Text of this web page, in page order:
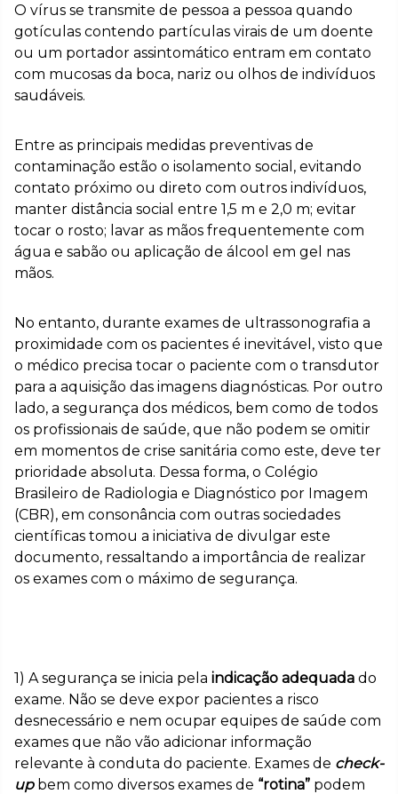
O vírus se transmite de pessoa a pessoa quando
gotículas contendo partículas virais de um doente
ou um portador assintomático entram em contato
com mucosas da boca, nariz ou olhos de indivíduos
saudáveis.
Entre as principais medidas preventivas de
contaminação estão o isolamento social, evitando
contato próximo ou direto com outros indivíduos,
manter distância social entre 1,5 m e 2,0 m; evitar
tocar o rosto; lavar as mãos frequentemente com
água e sabão ou aplicação de álcool em gel nas
mãos.
No entanto, durante exames de ultrassonografia a
proximidade com os pacientes é inevitável, visto que
o médico precisa tocar o paciente com o transdutor
para a aquisição das imagens diagnósticas. Por outro
lado, a segurança dos médicos, bem como de todos
os profissionais de saúde, que não podem se omitir
em momentos de crise sanitária como este, deve ter
prioridade absoluta. Dessa forma, o Colégio
Brasileiro de Radiologia e Diagnóstico por Imagem
(CBR), em consonância com outras sociedades
científicas tomou a iniciativa de divulgar este
documento, ressaltando a importância de realizar
os exames com o máximo de segurança.
1) A segurança se inicia pela indicação adequada do
exame. Não se deve expor pacientes a risco
desnecessário e nem ocupar equipes de saúde com
exames que não vão adicionar informação
relevante à conduta do paciente. Exames de check-
upbem como diversos exames de “rotina” podem